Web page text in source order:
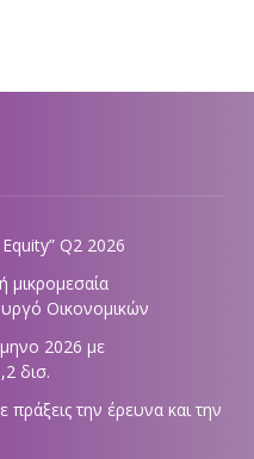
Q2 2026
μικρομεσαία
Οικονομικών
2026 με
δισ.
την έρευνα και την